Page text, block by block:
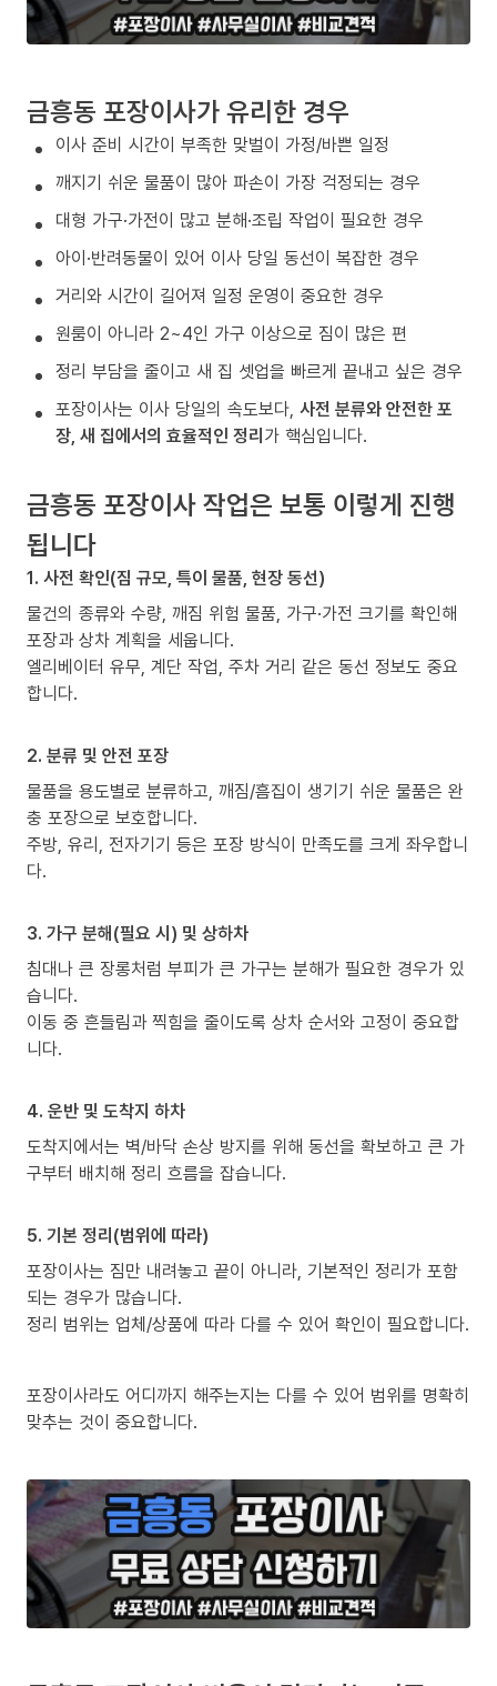
금흥동 포장이사가 유리한 경우
이사 준비 시간이 부족한 맞벌이 가정/바쁜 일정
깨지기 쉬운 물품이 많아 파손이 가장 걱정되는 경우
대형 가구·가전이 많고 분해·조립 작업이 필요한 경우
아이·반려동물이 있어 이사 당일 동선이 복잡한 경우
거리와 시간이 길어져 일정 운영이 중요한 경우
원룸이 아니라 2~4인 가구 이상으로 짐이 많은 편
정리 부담을 줄이고 새 집 셋업을 빠르게 끝내고 싶은 경우
포장이사는 이사 당일의 속도보다, 사전 분류와 안전한 포
장, 새 집에서의 효율적인 정리가 핵심입니다.
금흥동 포장이사 작업은 보통 이렇게 진행
됩니다
1. 사전 확인(짐 규모, 특이 물품, 현장 동선)
물건의 종류와 수량, 깨짐 위험 물품, 가구·가전 크기를 확인해
포장과 상차 계획을 세웁니다.
엘리베이터 유무, 계단 작업, 주차 거리 같은 동선 정보도 중요
합니다.
2. 분류 및 안전 포장
물품을 용도별로 분류하고, 깨짐/흠집이 생기기 쉬운 물품은 완
충 포장으로 보호합니다.
주방, 유리, 전자기기 등은 포장 방식이 만족도를 크게 좌우합니
다.
3. 가구 분해(필요 시) 및 상하차
침대나 큰 장롱처럼 부피가 큰 가구는 분해가 필요한 경우가 있
습니다.
이동 중 흔들림과 찍힘을 줄이도록 상차 순서와 고정이 중요합
니다.
4. 운반 및 도착지 하차
도착지에서는 벽/바닥 손상 방지를 위해 동선을 확보하고 큰 가
구부터 배치해 정리 흐름을 잡습니다.
5. 기본 정리(범위에 따라)
포장이사는 짐만 내려놓고 끝이 아니라, 기본적인 정리가 포함
되는 경우가 많습니다.
정리 범위는 업체/상품에 따라 다를 수 있어 확인이 필요합니다.
포장이사라도 어디까지 해주는지는 다를 수 있어 범위를 명확히
맞추는 것이 중요합니다.